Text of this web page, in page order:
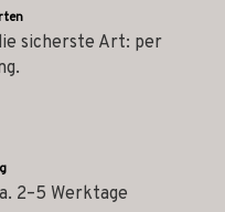
sicherste Art: per
2–5 Werktage